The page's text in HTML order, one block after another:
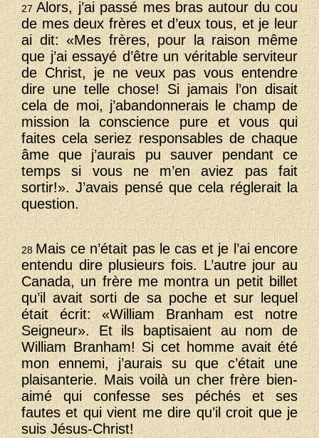
27Alors, j’ai passé mes bras autour du cou
de mes deux frères et d’eux tous, et je leur
ai dit: «Mes frères, pour la raison même
que j’ai essayé d’être un véritable serviteur
de Christ, je ne veux pas vous entendre
dire une telle chose! Si jamais l’on disait
cela de moi, j’abandonnerais le champ de
mission la conscience pure et vous qui
faites cela seriez responsables de chaque
âme que j’aurais pu sauver pendant ce
temps si vous ne m’en aviez pas fait
sortir!». J’avais pensé que cela réglerait la
question.
28Mais ce n’était pas le cas et je l’ai encore
entendu dire plusieurs fois. L’autre jour au
Canada, un frère me montra un petit billet
qu’il avait sorti de sa poche et sur lequel
était écrit: «William Branham est notre
Seigneur». Et ils baptisaient au nom de
William Branham! Si cet homme avait été
mon ennemi, j’aurais su que c’était une
plaisanterie. Mais voilà un cher frère bien-
aimé qui confesse ses péchés et ses
fautes et qui vient me dire qu’il croit que je
suis Jésus-Christ!